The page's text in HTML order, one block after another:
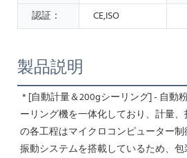
認証： CE,ISO
製品説明
* [自動計量＆200gシーリング] - 自動
ーリング機を一体化しており、計量
の各工程はマイクロコンピューター
振動システムを搭載しているため、包